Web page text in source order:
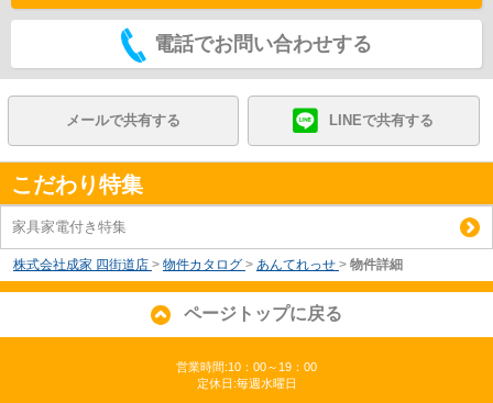
電話でお問い合わせする
メールで共有する LINEで共有する
こだわり特集
家具家電付き特集
株式会社成家 四街道店 > 物件カタログ > あんてれっせ > 物件詳細
ページトップに戻る
営業時間:10：00～19：00
定休日:毎週水曜日